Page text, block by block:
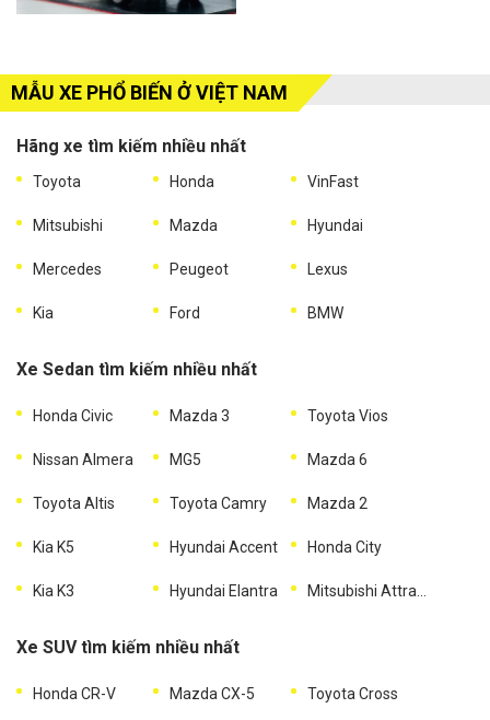
MẪU XE PHỔ BIẾN Ở VIỆT NAM
Hãng xe tìm kiếm nhiều nhất
Toyota Honda VinFast
Mitsubishi Mazda Hyundai
Mercedes Peugeot Lexus
Kia Ford BMW
Xe Sedan tìm kiếm nhiều nhất
Honda Civic Mazda 3 Toyota Vios
Nissan Almera MG5 Mazda 6
Toyota Altis Toyota Camry Mazda 2
Kia K5 Hyundai Accent Honda City
Kia K3 Hyundai Elantra Mitsubishi Attrage
Xe SUV tìm kiếm nhiều nhất
Honda CR-V Mazda CX-5 Toyota Cross